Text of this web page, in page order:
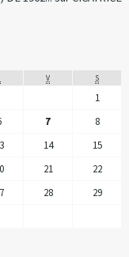
V S
1
7
8
14
15
21
22
28
29